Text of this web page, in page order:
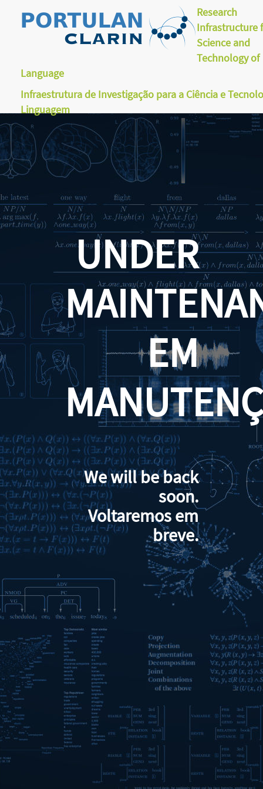
Research
Infrastructure
Science and
Technology of
Language
Infraestrutura de Investigação para a Ciência e
Linguagem
UNDER
EM
We will be back
soon.
Voltaremos em
breve.